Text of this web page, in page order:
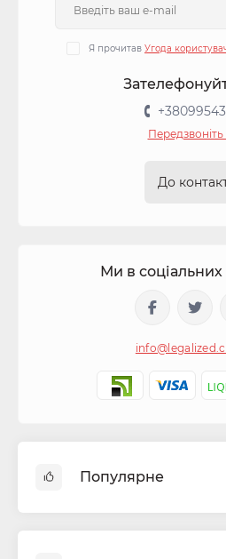
Я прочитав Угода
Передзвоніть
До
Ми в
Популярне